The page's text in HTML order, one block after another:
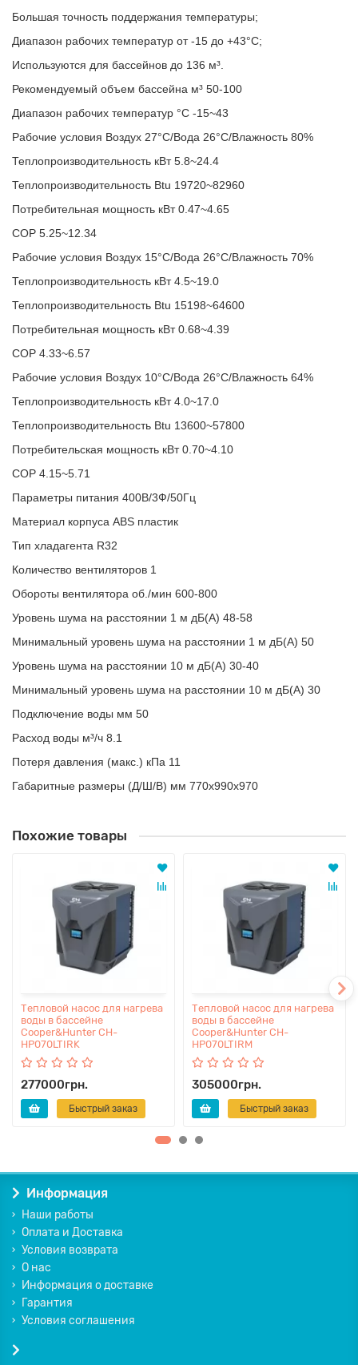
Большая точность поддержания температуры;
Диапазон рабочих температур от -15 до +43°C;
Используются для бассейнов до 136 м³.
Рекомендуемый объем бассейна м³ 50-100
Диапазон рабочих температур °C -15~43
Рабочие условия Воздух 27°C/Вода 26°C/Влажность 80%
Теплопроизводительность кВт 5.8~24.4
Теплопроизводительность Btu 19720~82960
Потребительная мощность кВт 0.47~4.65
COP 5.25~12.34
Рабочие условия Воздух 15°C/Вода 26°C/Влажность 70%
Теплопроизводительность кВт 4.5~19.0
Теплопроизводительность Btu 15198~64600
Потребительная мощность кВт 0.68~4.39
COP 4.33~6.57
Рабочие условия Воздух 10°C/Вода 26°C/Влажность 64%
Теплопроизводительность кВт 4.0~17.0
Теплопроизводительность Btu 13600~57800
Потребительская мощность кВт 0.70~4.10
COP 4.15~5.71
Параметры питания 400В/3Ф/50Гц
Материал корпуса ABS пластик
Тип хладагента R32
Количество вентиляторов 1
Обороты вентилятора об./мин 600-800
Уровень шума на расстоянии 1 м дБ(А) 48-58
Минимальный уровень шума на расстоянии 1 м дБ(А) 50
Уровень шума на расстоянии 10 м дБ(А) 30-40
Минимальный уровень шума на расстоянии 10 м дБ(А) 30
Подключение воды мм 50
Расход воды м³/ч 8.1
Потеря давления (макс.) кПа 11
Габаритные размеры (Д/Ш/В) мм 770x990x970
Похожие товары
Тепловой насос для нагрева
воды в бассейне
Cooper&Hunter CH-
HP070LTIRK
277000грн.
Быстрый заказ
Тепловой насос для нагрева
воды в бассейне
Cooper&Hunter CH-
HP070LTIRМ
305000грн.
Быстрый заказ
Информация
Наши работы
Оплата и Доставка
Условия возврата
О нас
Информация о доставке
Гарантия
Условия соглашения